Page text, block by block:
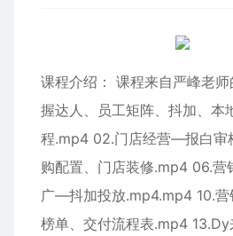
课程介绍： 课程来自严峰老
握达人、员工矩阵、抖加、
程.mp4 02.门店经营—报白
购配置、门店装修.mp4 06.
广—抖加投放.mp4.mp4 10.营
榜单、交付流程表.mp4